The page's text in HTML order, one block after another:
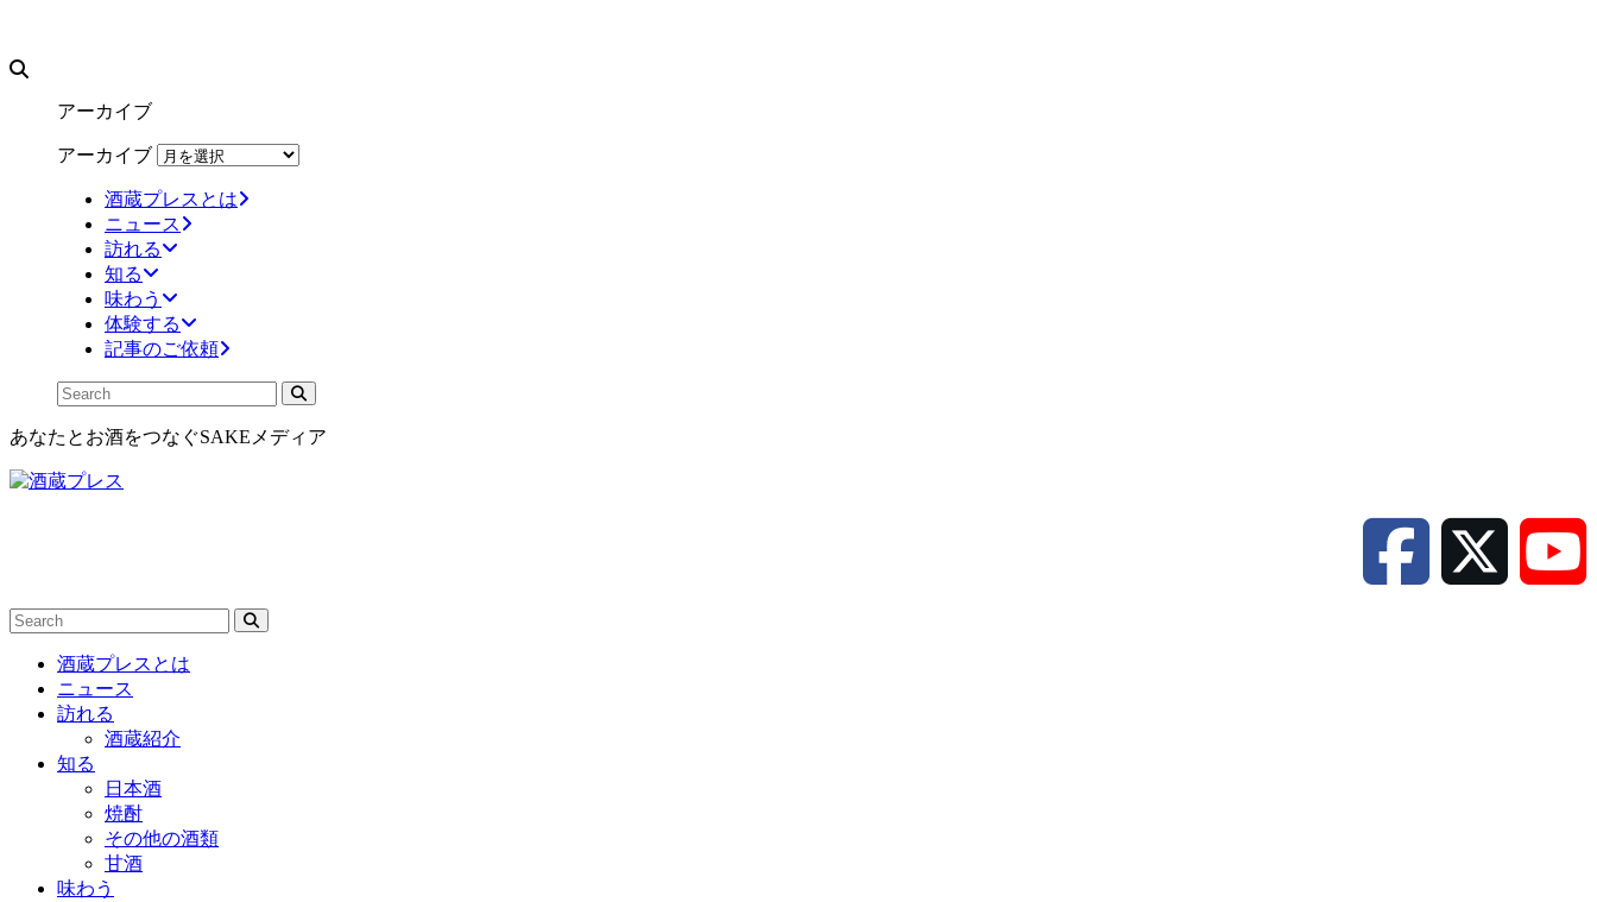
アーカイブ
アーカイブ
酒蔵プレスとは
ニュース
訪れる
知る
味わう
体験する
記事のご依頼
あなたとお酒をつなぐSAKEメディア
酒蔵プレスとは
ニュース
訪れる
酒蔵紹介
知る
日本酒
焼酎
その他の酒類
甘酒
味わう